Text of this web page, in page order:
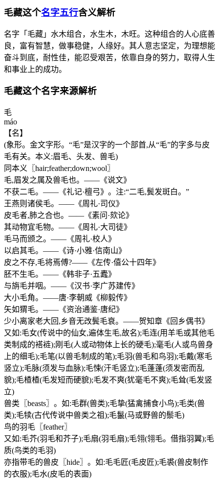
毛藏这个名字五行含义解析
名字「毛藏」水木组合，水生木，木旺。这种组合的人心底善
良，富有智慧，做事稳健，人缘好。其人意志坚定，为理想能
奋斗到底，耐性佳，能忍受艰苦，依靠自身的努力，取得人生
和事业上的成功。
毛藏这个名字来源解析
毛
máo
【名】
(象形。金文字形。“毛”是汉字的一个部首,从“毛”的字多与皮
毛有关。本义:眉毛、头发、兽毛)
同本义〖hair;feather;down;wool〗
毛,眉发之属及兽毛也。——《说文》
不获二毛。——《礼记·檀弓》。注:“二毛,鬓发斑白。”
王燕则诸侯毛。——《周礼·司仪》
皮毛者,肺之合也。——《素问·欬论》
其动物宜毛物。——《周礼·大司徒》
毛马而颁之。——《周礼·校人》
以启其毛。——《诗·小雅·信南山》
皮之不存,毛将焉傅?——《左传·僖公十四年》
胚不生毛。——《韩非子·五蠹》
与旃毛并咽。——《汉书·李广苏建传》
大小毛角。——唐·李朝威《柳毅传》
矢如猬毛。——《资治通鉴·唐纪》
少小离家老大回,乡音无改鬓毛衰。——贺知章《回乡偶书》
又如:毛女(传说中的仙女,遍体生毛,故名);毛连(用羊毛或其他毛
类制成的褡裢);刚毛(人或动物体上长的硬毛);毫毛(人或鸟兽身
上的细毛);毛笔(以兽毛制成的笔);毛羽(兽毛和鸟羽);毛戴(寒毛
竖立);毛脉(须发与血脉);毛悚(汗毛竖立);毛蓬蓬(须发密而乱
貌);毛楂楂(毛发短而硬貌);毛发不爽(犹毫毛不爽);毛耸(毛发竖
立)
兽类〖beasts〗。如:毛群(兽类);毛挚(猛禽捕食小鸟);毛类(兽
类);毛犊(古代传说中兽类之祖);毛鬣(马或野兽的鬃毛)
鸟的羽毛〖feather〗
又如:毛芥(羽毛和芥子);毛扇(羽毛扇);毛翎(翎毛。借指羽翼);毛
质(鸟类的毛羽)
亦指带毛的兽皮〖hide〗。如:毛毛匠(毛皮匠);毛裘(兽皮制作
的衣服);毛水(皮毛的表面)